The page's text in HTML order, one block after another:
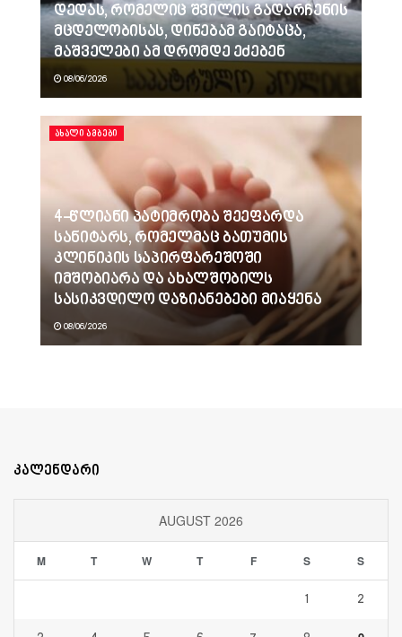
დედას, რომელიც შვილის გადარჩენის
მცდელობისას, დინებამ გაიტაცა,
მაშველები ამ დრომდე ეძებენ
08/06/2026
ᲐᲮᲐᲚᲘ ᲐᲛᲑᲔᲑᲘ
4-წლიანი პატიმრობა შეეფარდა
სანიტარს, რომელმაც ბათუმის
კლინიკის საპირფარეშოში
იმშობიარა და ახალშობილს
სასიკვდილო დაზიანებები მიაყენა
08/06/2026
კალენდარი
AUGUST 2026
M T W T F S S
1 2